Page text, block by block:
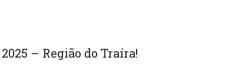
– Região do Traíra!